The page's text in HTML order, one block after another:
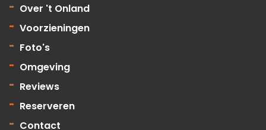
Over 't Onland
Voorzieningen
Foto's
Omgeving
Reviews
Reserveren
Contact